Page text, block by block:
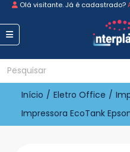
Olá visitante. Já é cadastrado?
Início / Eletro Office /
Impressora EcoTank